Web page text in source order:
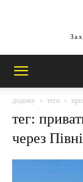
додому теги
тег:
через